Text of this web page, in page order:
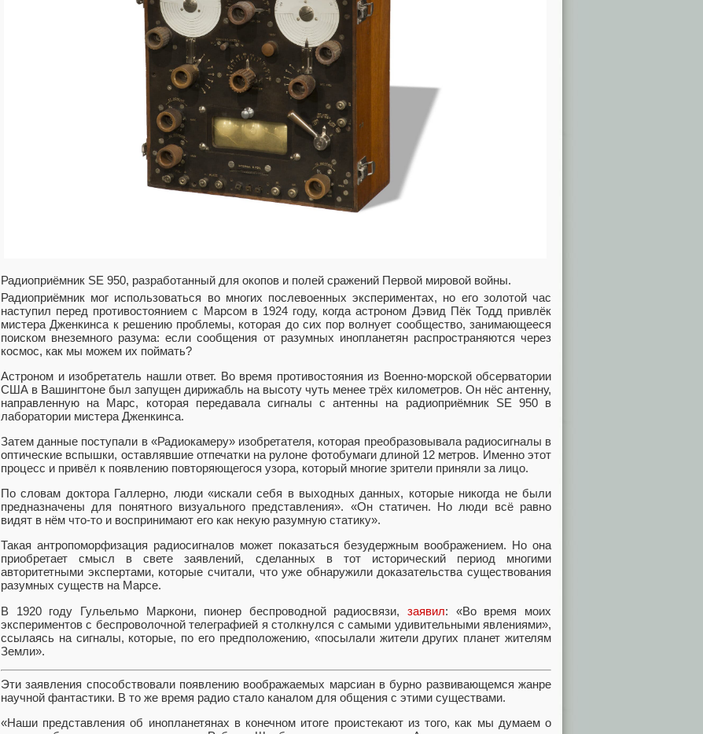
Радиоприёмник SE 950, разработанный для окопов и полей сражений Первой мировой войны.
Радиоприёмник мог использоваться во многих послевоенных экспериментах, но его золотой час
наступил перед противостоянием с Марсом в 1924 году, когда астроном Дэвид Пёк Тодд привлёк
мистера Дженкинса к решению проблемы, которая до сих пор волнует сообщество, занимающееся
поиском внеземного разума: если сообщения от разумных инопланетян распространяются через
космос, как мы можем их поймать?
Астроном и изобретатель нашли ответ. Во время противостояния из Военно-морской обсерватории
США в Вашингтоне был запущен дирижабль на высоту чуть менее трёх километров. Он нёс антенну,
направленную на Марс, которая передавала сигналы с антенны на радиоприёмник SE 950 в
лаборатории мистера Дженкинса.
Затем данные поступали в «Радиокамеру» изобретателя, которая преобразовывала радиосигналы в
оптические вспышки, оставлявшие отпечатки на рулоне фотобумаги длиной 12 метров. Именно этот
процесс и привёл к появлению повторяющегося узора, который многие зрители приняли за лицо.
По словам доктора Галлерно, люди «искали себя в выходных данных, которые никогда не были
предназначены для понятного визуального представления». «Он статичен. Но люди всё равно
видят в нём что-то и воспринимают его как некую разумную статику».
Такая антропоморфизация радиосигналов может показаться безудержным воображением. Но она
приобретает смысл в свете заявлений, сделанных в тот исторический период многими
авторитетными экспертами, которые считали, что уже обнаружили доказательства существования
разумных существ на Марсе.
В 1920 году Гульельмо Маркони, пионер беспроводной радиосвязи,заявил: «Во время моих
экспериментов с беспроволочной телеграфией я столкнулся с самыми удивительными явлениями»,
ссылаясь на сигналы, которые, по его предположению, «посылали жители других планет жителям
Земли».
Эти заявления способствовали появлению воображаемых марсиан в бурно развивающемся жанре
научной фантастики. В то же время радио стало каналом для общения с этими существами.
«Наши представления об инопланетянах в конечном итоге проистекают из того, как мы думаем о